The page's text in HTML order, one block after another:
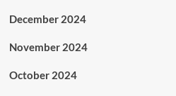
December 2024
November 2024
October 2024